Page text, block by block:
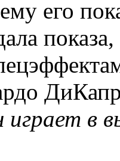
его
в